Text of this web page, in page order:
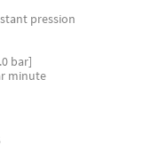
pression
bar]
minute